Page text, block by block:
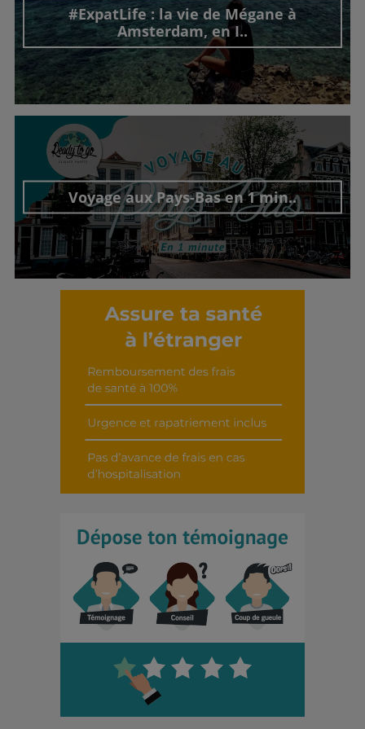
#ExpatLife : la vie de Mégane à
Amsterdam, en I..
Découvrir cet interview
Voyage aux Pays-Bas en 1 min..
Découvrir cet interview